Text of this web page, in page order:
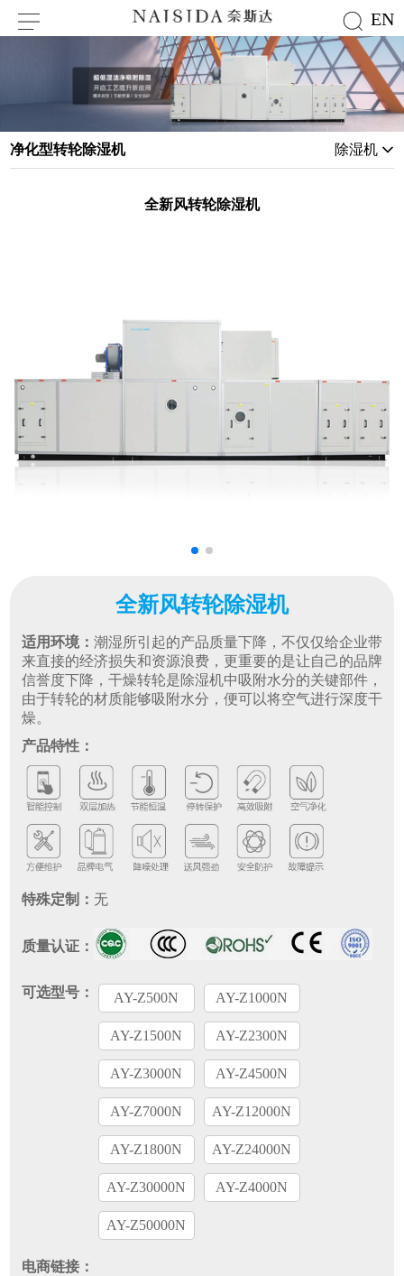
EN
净化型转轮除湿机 除湿机
全新风转轮除湿机
全新风转轮除湿机
适用环境： 潮湿所引起的产品质量下降，不仅仅给企业带
来直接的经济损失和资源浪费，更重要的是让自己的品牌
信誉度下降，干燥转轮是除湿机中吸附水分的关键部件，
由于转轮的材质能够吸附水分，便可以将空气进行深度干
燥。
产品特性：
特殊定制： 无
质量认证：
可选型号： AY-Z500N AY-Z1000N
AY-Z1500N AY-Z2300N
AY-Z3000N AY-Z4500N
AY-Z7000N AY-Z12000N
AY-Z1800N AY-Z24000N
AY-Z30000N AY-Z4000N
AY-Z50000N
电商链接：